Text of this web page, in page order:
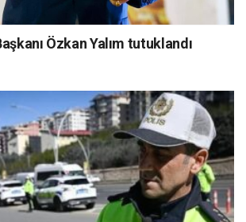
Özkan Yalım tutuklandı